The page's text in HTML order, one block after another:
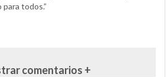
todos.”
comentarios +